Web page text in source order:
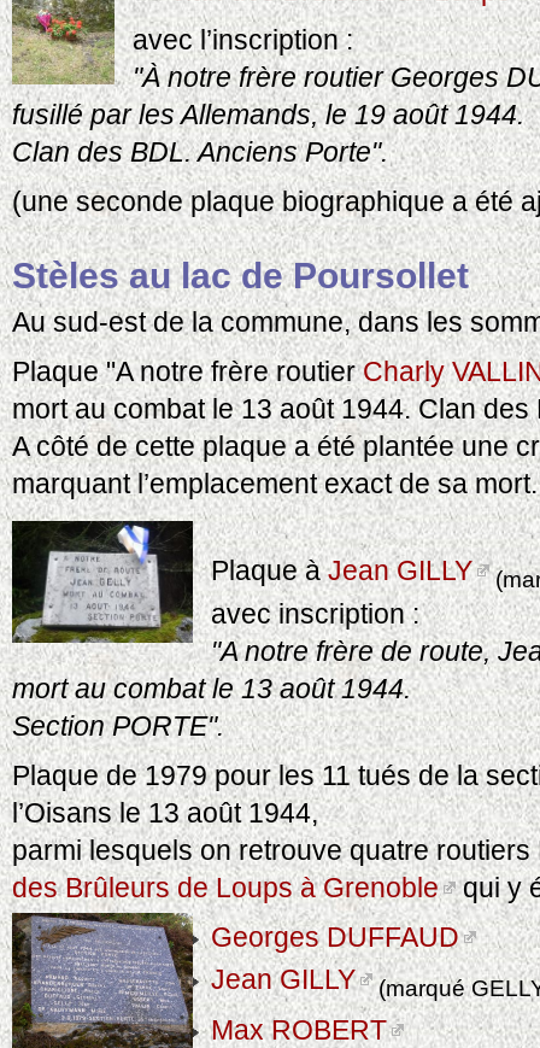
avec l’inscription :
"À notre frère routier Georges
fusillé par les Allemands, le 19 août 1944.
Clan des BDL. Anciens Porte".
(une seconde plaque biographique a été
Stèles au lac de Poursollet
Au sud-est de la commune, dans les
Plaque "A notre frère routierCharly
mort au combat le 13 août 1944. Clan des
A côté de cette plaque a été plantée une
marquant l’emplacement exact de sa mort.
Plaque àJean GILLY
avec inscription :
"A notre frère de route,
mort au combat le 13 août 1944.
Section PORTE".
Plaque de 1979 pour les 11 tués de la
l’Oisans le 13 août 1944,
parmi lesquels on retrouve quatre
des Brûleurs de Loups à Grenoble qui y
Georges DUFFAUD
Jean GILLY
(marqué
Max ROBERT